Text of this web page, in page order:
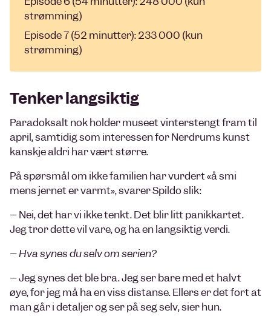
strømming)
Episode 7 (52 minutter): 233 000 (kun
strømming)
Tenker langsiktig
Paradoksalt nok holder museet vinterstengt fram til
april, samtidig som interessen for Nerdrums kunst
kanskje aldri har vært større.
På spørsmål om ikke familien har vurdert «å smi
mens jernet er varmt», svarer Spildo slik:
– Nei, det har vi ikke tenkt. Det blir litt panikkartet.
Jeg tror dette vil vare, og ha en langsiktig verdi.
– Hva synes du selv om serien?
– Jeg synes det ble bra. Jeg ser bare med et halvt
øye, for jeg må ha en viss distanse. Ellers er det fort at
man går i detaljer og ser på seg selv, sier hun.